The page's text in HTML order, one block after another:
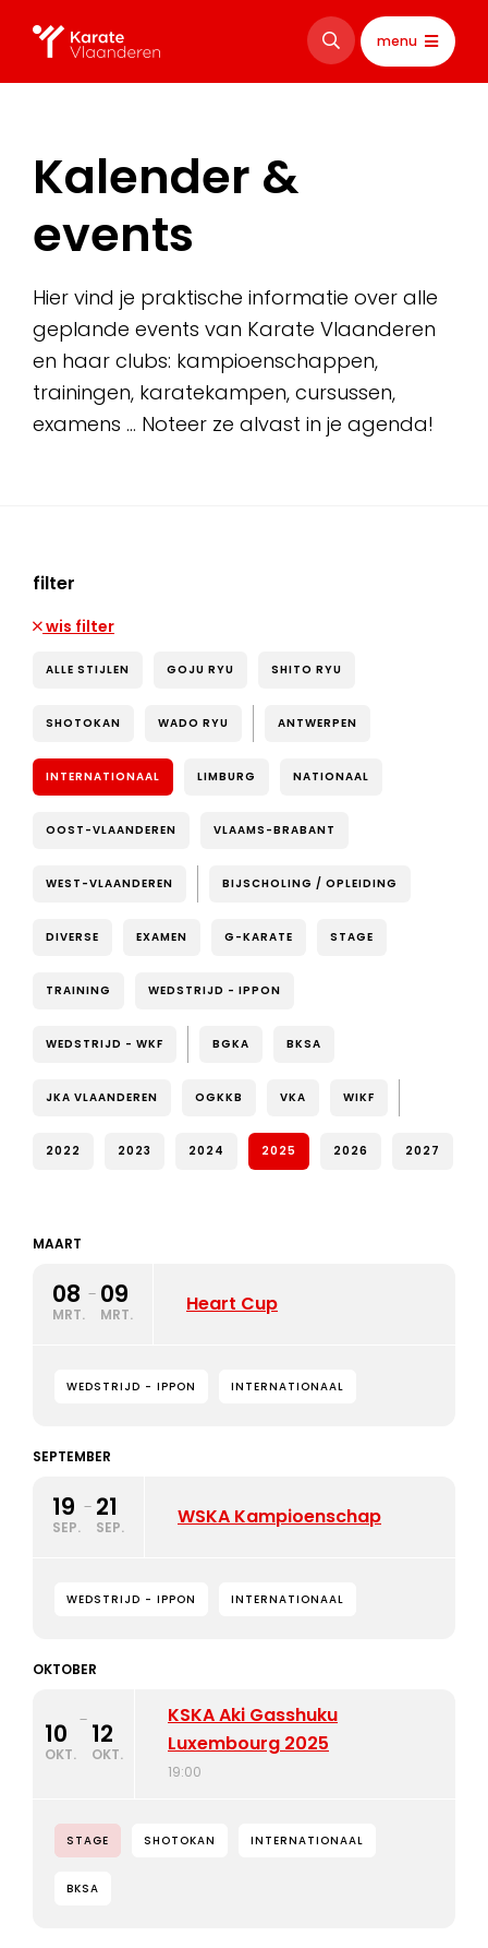
menu
Kalender &
events
Hier vind je praktische informatie over alle
geplande events van Karate Vlaanderen
en haar clubs: kampioenschappen,
trainingen, karatekampen, cursussen,
examens … Noteer ze alvast in je agenda!
filter
wis filter
ALLE STIJLEN GOJU RYU SHITO RYU
SHOTOKAN WADO RYU ANTWERPEN
INTERNATIONAAL LIMBURG NATIONAAL
OOST-VLAANDEREN VLAAMS-BRABANT
WEST-VLAANDEREN BIJSCHOLING / OPLEIDING
DIVERSE EXAMEN G-KARATE STAGE
TRAINING WEDSTRIJD - IPPON
WEDSTRIJD - WKF BGKA BKSA
JKA VLAANDEREN OGKKB VKA WIKF
2022 2023 2024 2025 2026 2027
MAART
08
MRT.
- 09
MRT. Heart Cup
WEDSTRIJD - IPPON INTERNATIONAAL
SEPTEMBER
19
SEP.
- 21
SEP. WSKA Kampioenschap
WEDSTRIJD - IPPON INTERNATIONAAL
OKTOBER
10
OKT.
- 12
OKT.
KSKA Aki Gasshuku
Luxembourg 2025
19:00
STAGE SHOTOKAN INTERNATIONAAL
BKSA